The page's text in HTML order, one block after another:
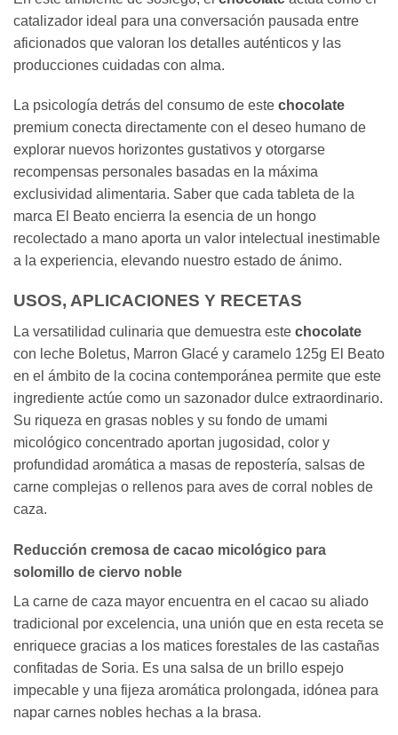
catalizador ideal para una conversación pausada entre
aficionados que valoran los detalles auténticos y las
producciones cuidadas con alma.
La psicología detrás del consumo de este chocolate
premium conecta directamente con el deseo humano de
explorar nuevos horizontes gustativos y otorgarse
recompensas personales basadas en la máxima
exclusividad alimentaria. Saber que cada tableta de la
marca El Beato encierra la esencia de un hongo
recolectado a mano aporta un valor intelectual inestimable
a la experiencia, elevando nuestro estado de ánimo.
USOS, APLICACIONES Y RECETAS
La versatilidad culinaria que demuestra este chocolate
con leche Boletus, Marron Glacé y caramelo 125g El Beato
en el ámbito de la cocina contemporánea permite que este
ingrediente actúe como un sazonador dulce extraordinario.
Su riqueza en grasas nobles y su fondo de umami
micológico concentrado aportan jugosidad, color y
profundidad aromática a masas de repostería, salsas de
carne complejas o rellenos para aves de corral nobles de
caza.
Reducción cremosa de cacao micológico para
solomillo de ciervo noble
La carne de caza mayor encuentra en el cacao su aliado
tradicional por excelencia, una unión que en esta receta se
enriquece gracias a los matices forestales de las castañas
confitadas de Soria. Es una salsa de un brillo espejo
impecable y una fijeza aromática prolongada, idónea para
napar carnes nobles hechas a la brasa.